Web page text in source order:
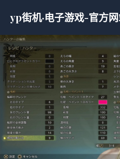
yp街机·电子游戏-官方